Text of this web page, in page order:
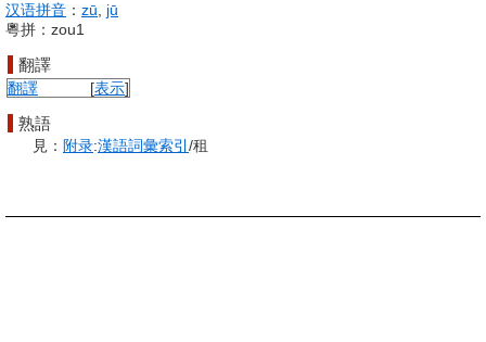
汉语拼音 ： zū
jū
粵拼：zou1
翻譯
[表示]
翻譯
熟語
見： 附录:漢語詞彙索引 /租